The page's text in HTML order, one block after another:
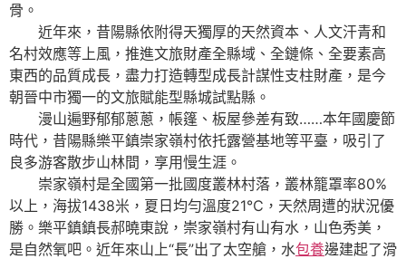
骨。
近年來，昔陽縣依附得天獨厚的天然資本、人文汗青和
名村效應等上風，推進文旅財產全縣域、全鏈條、全要素高
東西的品質成長，盡力打造轉型成長計謀性支柱財產，是今
朝晉中市獨一的文旅賦能型縣城試點縣。
漫山遍野郁郁蔥蔥，帳篷、板屋參差有致……本年國慶節
時代，昔陽縣樂平鎮崇家嶺村依托露營基地等平臺，吸引了
良多游客散步山林間，享用慢生涯。
崇家嶺村是全國第一批國度叢林村落，叢林籠罩率80%
以上，海拔1438米，夏日均勻溫度21℃，天然周遭的狀況優
勝。樂平鎮鎮長郝曉東說，崇家嶺村有山有水，山色秀美，
是自然氧吧。近年來山上“長”出了太空艙，水包養邊建起了滑